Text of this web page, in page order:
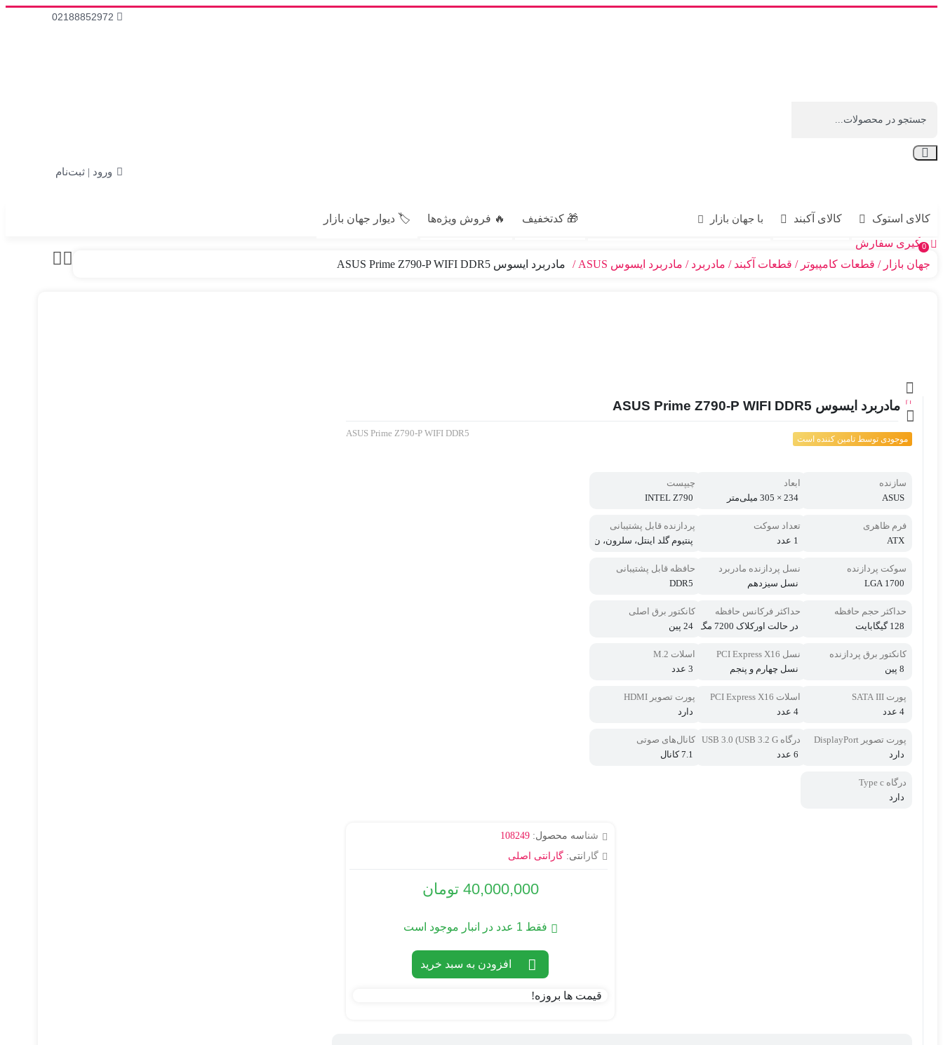
ورود | ثبت‌نام
کالای استوک کالای آکبند با جهان بازار 🎁 کدتخفیف 🔥 فروش ویژه‌ها 🏷️ دیوار جهان بازار
پیگیری سفارش
0
جهان بازار قطعات کامپیوتر قطعات آکبند مادربرد مادربرد ایسوس ASUS مادربرد ایسوس ASUS Prime Z790-P WIFI DDR5
مادربرد ایسوس ASUS Prime Z790-P WIFI DDR5
موجودی توسط تامین کننده است
ASUS Prime Z790-P WIFI DDR5
سازنده
ASUS
ابعاد
234 × 305 میلی‌متر
چیپست
INTEL Z790
فرم ظاهری
ATX
تعداد سوکت
1 عدد
پردازنده‌ قابل پشتیبانی
پنتیوم گلد اینتل، سلرون، ن
Core، نسل 13 پردازنده‌ها
ی سری Core
سوکت پردازنده
LGA 1700
نسل پردازنده مادربرد
نسل سیزدهم
حافظه قابل پشتیبانی
DDR5
حداکثر حجم حافظه
128 گیگابایت
حداکثر فرکانس حافظه
در حالت اورکلاک 7200 مگ
کانکتور برق اصلی
24 پین
کانکتور برق پردازنده
8 پین
نسل PCI Express X16
نسل چهارم و پنجم
اسلات M.2
3 عدد
پورت SATA III
4 عدد
اسلات PCI Express X16
4 عدد
پورت تصویر HDMI
دارد
پورت تصویر DisplayPort
دارد
درگاه USB 3.0 (USB 3.2 G
EN 1 )
6 عدد
کانال‌های صوتی
7.1 کانال
درگاه Type c
دارد
شناسه محصول: 108249
گارانتی: گارانتی اصلی
40,000,000 تومان
فقط 1 عدد در انبار موجود است
افزودن به سبد خرید
قیمت ها بروزه!